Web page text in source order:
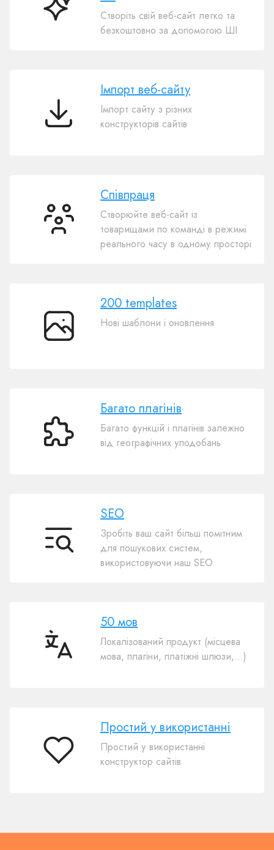
КонструкторСтворіть свій веб-сайт легко та
безкоштовно за допомогою ШІ
Імпорт
Імпорт веб-сайту
Імпорт сайту з різних
конструкторів сайтів
Співпраця
Співпраця
Створюйте веб-сайт із
товарищами по команді в режимі
реального часу в одному просторі
200
200 templates
Нові шаблони і оновлення
Багато
Багато плагінів
Багато функцій і плагінів залежно
від географічних уподобань
SEO
SEO
Зробіть ваш сайт більш помітним
для пошукових систем,
використовуючи наш SEO
50
50 мов
Локалізований продукт (місцева
мова, плагіни, платіжні шлюзи,…)
Простий
Простий у використанні
Простий у використанні
конструктор сайтів